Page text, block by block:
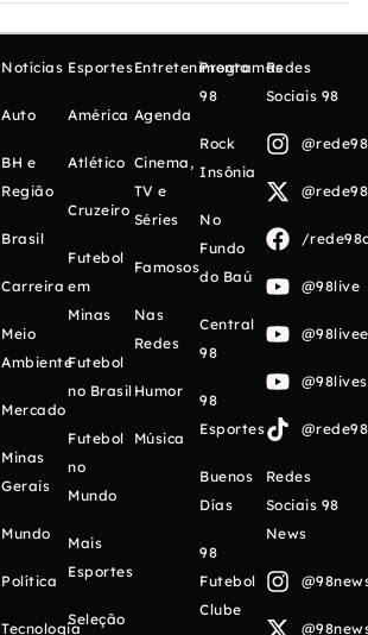
Notícias
Auto
BH e
Região
Brasil
Carreira
Meio
Ambiente
Mercado
Minas
Gerais
Mundo
Política
Tecnologia
Esportes
América
Atlético
Cruzeiro
Futebol
em
Minas
Futebol
no Brasil
Futebol
no
Mundo
Mais
Esportes
Seleção
Entretenimento
Agenda
Cinema,
TV e
Séries
Famosos
Nas
Redes
Humor
Música
Programas
98
Rock
Insônia
No
Fundo
do Baú
Central
98
98
Esportes
Buenos
Días
98
Futebol
Clube
Redes
Sociais 98
/
@98live
Redes
Sociais 98
News